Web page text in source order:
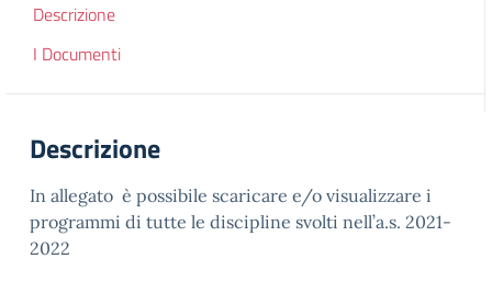
Descrizione
I Documenti
Descrizione
In allegato è possibile scaricare e/o visualizzare i
programmi di tutte le discipline svolti nell’a.s. 2021-
2022